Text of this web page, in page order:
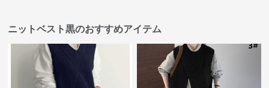
ニットベスト黒のおすすめアイテム